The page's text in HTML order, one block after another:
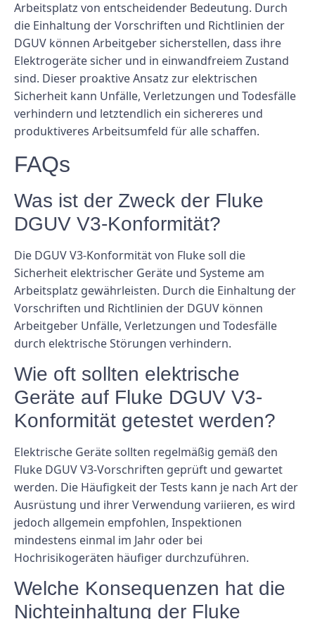
Arbeitsplatz von entscheidender Bedeutung. Durch
die Einhaltung der Vorschriften und Richtlinien der
DGUV können Arbeitgeber sicherstellen, dass ihre
Elektrogeräte sicher und in einwandfreiem Zustand
sind. Dieser proaktive Ansatz zur elektrischen
Sicherheit kann Unfälle, Verletzungen und Todesfälle
verhindern und letztendlich ein sichereres und
produktiveres Arbeitsumfeld für alle schaffen.
FAQs
Was ist der Zweck der Fluke
DGUV V3-Konformität?
Die DGUV V3-Konformität von Fluke soll die
Sicherheit elektrischer Geräte und Systeme am
Arbeitsplatz gewährleisten. Durch die Einhaltung der
Vorschriften und Richtlinien der DGUV können
Arbeitgeber Unfälle, Verletzungen und Todesfälle
durch elektrische Störungen verhindern.
Wie oft sollten elektrische
Geräte auf Fluke DGUV V3-
Konformität getestet werden?
Elektrische Geräte sollten regelmäßig gemäß den
Fluke DGUV V3-Vorschriften geprüft und gewartet
werden. Die Häufigkeit der Tests kann je nach Art der
Ausrüstung und ihrer Verwendung variieren, es wird
jedoch allgemein empfohlen, Inspektionen
mindestens einmal im Jahr oder bei
Hochrisikogeräten häufiger durchzuführen.
Welche Konsequenzen hat die
Nichteinhaltung der Fluke